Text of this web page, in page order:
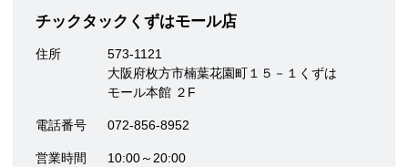
チックタックくずはモール店
住所
573-1121
大阪府枚方市楠葉花園町１５－１くずは
モール本館 ２F
電話番号 072-856-8952
営業時間 10:00～20:00